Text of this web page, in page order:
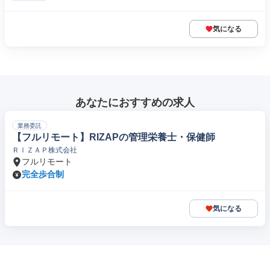
気になる
あなたにおすすめの求人
業務委託
【フルリモート】RIZAPの管理栄養士・保健師
ＲＩＺＡＰ株式会社
フルリモート
完全歩合制
気になる